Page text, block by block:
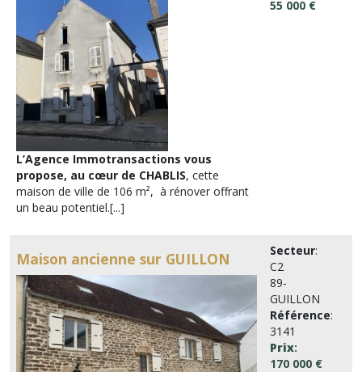
L’Agence Immotransactions vous
propose, au cœur de CHABLIS, cette
maison de ville de 106 m², à rénover offrant
un beau potentiel.[...]
55 000 €
Maison ancienne sur GUILLON Secteur:
C2
89-
GUILLON
Référence:
3141
Prix:
170 000 €